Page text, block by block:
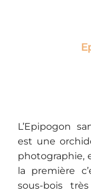
L’Epipogon
est une
photographie,
la première
sous-bois